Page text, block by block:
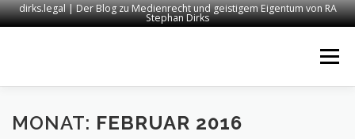
dirks.legal | Der Blog zu Medienrecht und geistigem Eigentum von RA
Stephan Dirks
Menü
START KONTAKT RECHTSANWALT DIRKS
MONAT: FEBRUAR 2016